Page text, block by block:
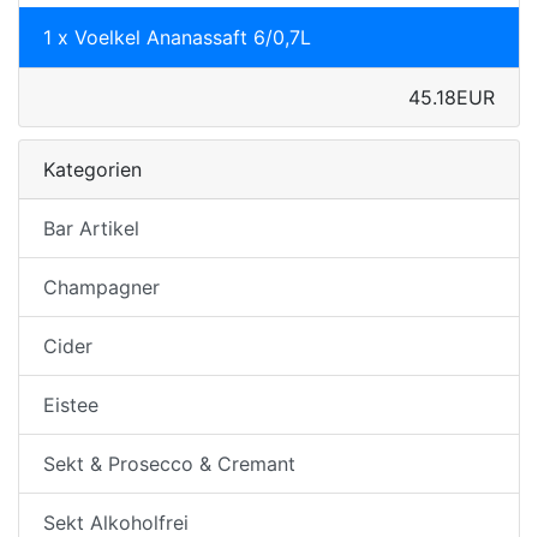
1 x Voelkel Ananassaft 6/0,7L
45.18EUR
Kategorien
Bar Artikel
Champagner
Cider
Eistee
Sekt & Prosecco & Cremant
Sekt Alkoholfrei